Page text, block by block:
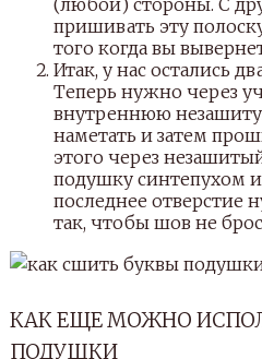
пришивать эту
того когда вы
Итак, у нас остались
Теперь нужно через
внутреннюю
наметать и затем
этого через
подушку синтепухом
последнее отверстие
так, чтобы шов не
КАК ЕЩЕ МОЖНО
ПОДУШКИ